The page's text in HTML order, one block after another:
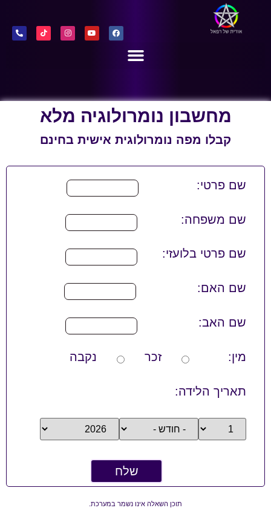
מחשבון נומרולוגיה מלא
קבלו מפה נומרולוגית אישית בחינם
שם פרטי:
שם משפחה:
שם פרטי בלועזי:
שם האם:
שם האב:
מין: זכר נקבה
תאריך הלידה:
תוכן השאלה אינו נשמר במערכת.